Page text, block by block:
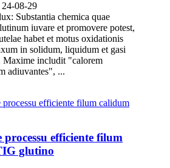
08-29
Substantia chemica quae
iuvare et promovere potest,
habet et motus oxidationis
in solidum, liquidum et gasi
Maxime includit "calorem
adiuvantes", ...
processu efficiente filum
glutino